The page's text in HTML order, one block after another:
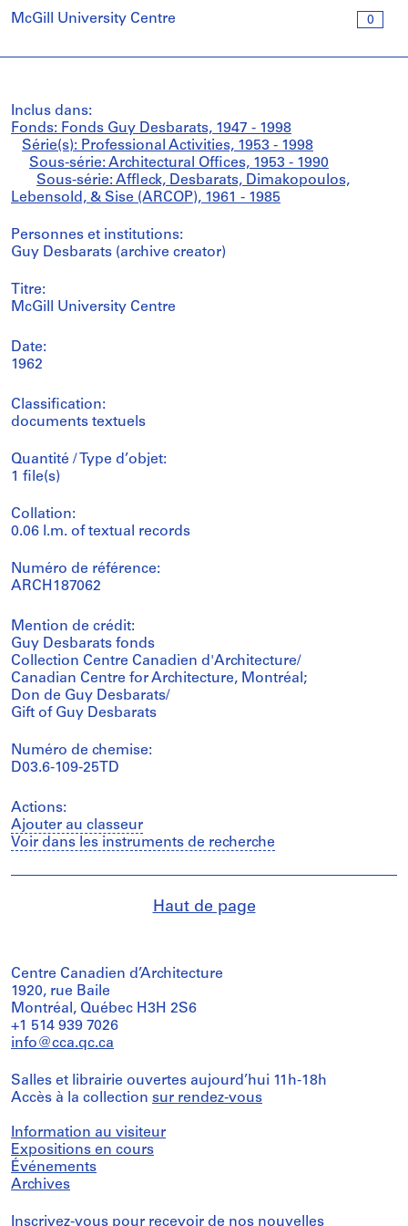
0
McGill University Centre
Inclus dans:
Fonds: Fonds Guy Desbarats, 1947 - 1998
Série(s): Professional Activities, 1953 - 1998
Sous-série: Architectural Offices, 1953 - 1990
Sous-série: Affleck, Desbarats, Dimakopoulos,
Lebensold, & Sise (ARCOP), 1961 - 1985
Personnes et institutions:
Guy Desbarats (archive creator)
Titre:
McGill University Centre
Date:
1962
Classification:
documents textuels
Quantité / Type d’objet:
1 file(s)
Collation:
0.06 l.m. of textual records
Numéro de référence:
ARCH187062
Mention de crédit:
Guy Desbarats fonds
Collection Centre Canadien d'Architecture/
Canadian Centre for Architecture, Montréal;
Don de Guy Desbarats/
Gift of Guy Desbarats
Numéro de chemise:
D03.6-109-25TD
Actions:
Ajouter au classeur
Voir dans les instruments de recherche
Haut de page
Centre Canadien d’Architecture
1920, rue Baile
Montréal, Québec H3H 2S6
+1 514 939 7026
info@cca.qc.ca
Salles et librairie ouvertes aujourd’hui 11h-18h
Accès à la collection sur rendez-vous
Information au visiteur
Expositions en cours
Événements
Archives
Inscrivez-vous pour recevoir de nos nouvelles